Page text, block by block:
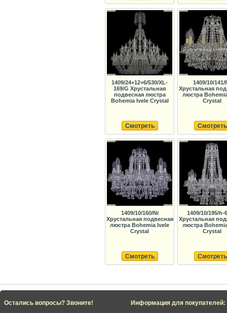
1409/24+12+6/530/XL-
169/G Хрустальная
подвесная люстра
Bohemia Ivele Crystal
Смотреть
1409/10/141/
Хрустальная
люстра
Crystal
Смотреть
1409/10/160/Ni
Хрустальная подвесная
люстра Bohemia Ivele
Crystal
Смотреть
1409/10/195/h-
Хрустальная
люстра
Crystal
Смотреть
Остались вопросы? Звоните! Информация для покупателей: